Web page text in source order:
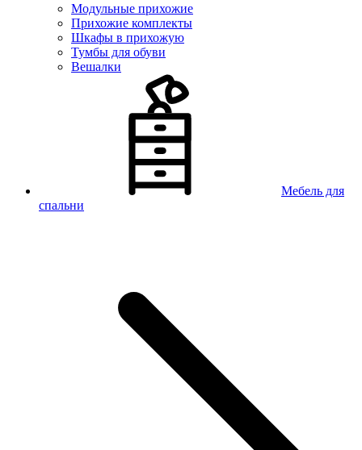
Модульные прихожие
Прихожие комплекты
Шкафы в прихожую
Тумбы для обуви
Вешалки
Мебель для
спальни